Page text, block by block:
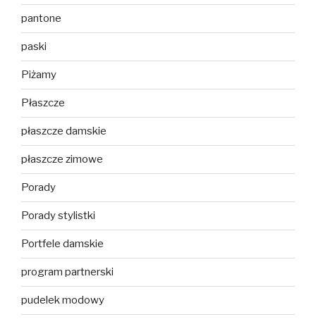
pantone
paski
Piżamy
Płaszcze
płaszcze damskie
płaszcze zimowe
Porady
Porady stylistki
Portfele damskie
program partnerski
pudelek modowy